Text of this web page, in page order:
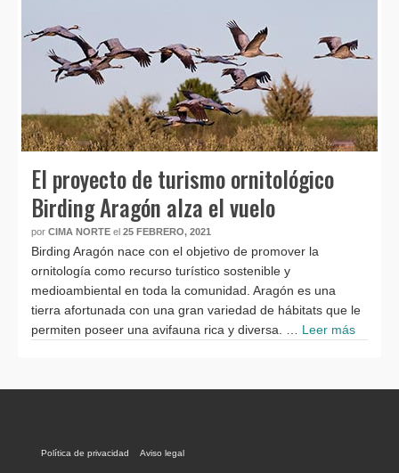
El proyecto de turismo ornitológico
Birding Aragón alza el vuelo
por CIMA NORTE el 25 FEBRERO, 2021
Birding Aragón nace con el objetivo de promover la
ornitología como recurso turístico sostenible y
medioambiental en toda la comunidad. Aragón es una
tierra afortunada con una gran variedad de hábitats que le
permiten poseer una avifauna rica y diversa. … Leer más
Política de privacidad Aviso legal